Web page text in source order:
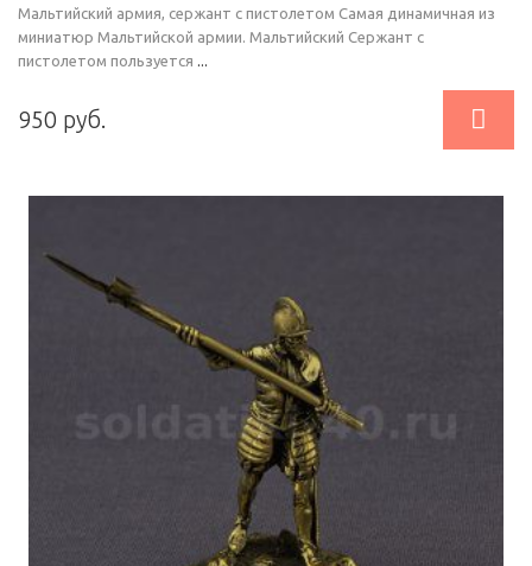
Мальтийский армия, сержант с пистолетом Самая динамичная из
миниатюр Мальтийской армии. Мальтийский Сержант с
пистолетом пользуется ...
950 руб. 